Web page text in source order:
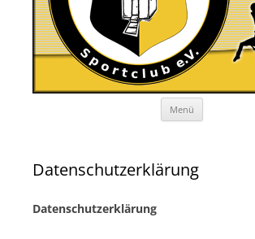
Menü
Datenschutzerklärung
Datenschutzerklärung